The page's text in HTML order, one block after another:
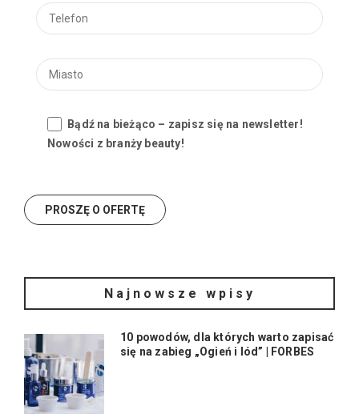
Bądź na bieżąco – zapisz się na newsletter!
Nowości z branży beauty!
Najnowsze wpisy
10 powodów, dla których warto zapisać
się na zabieg „Ogień i lód” | FORBES